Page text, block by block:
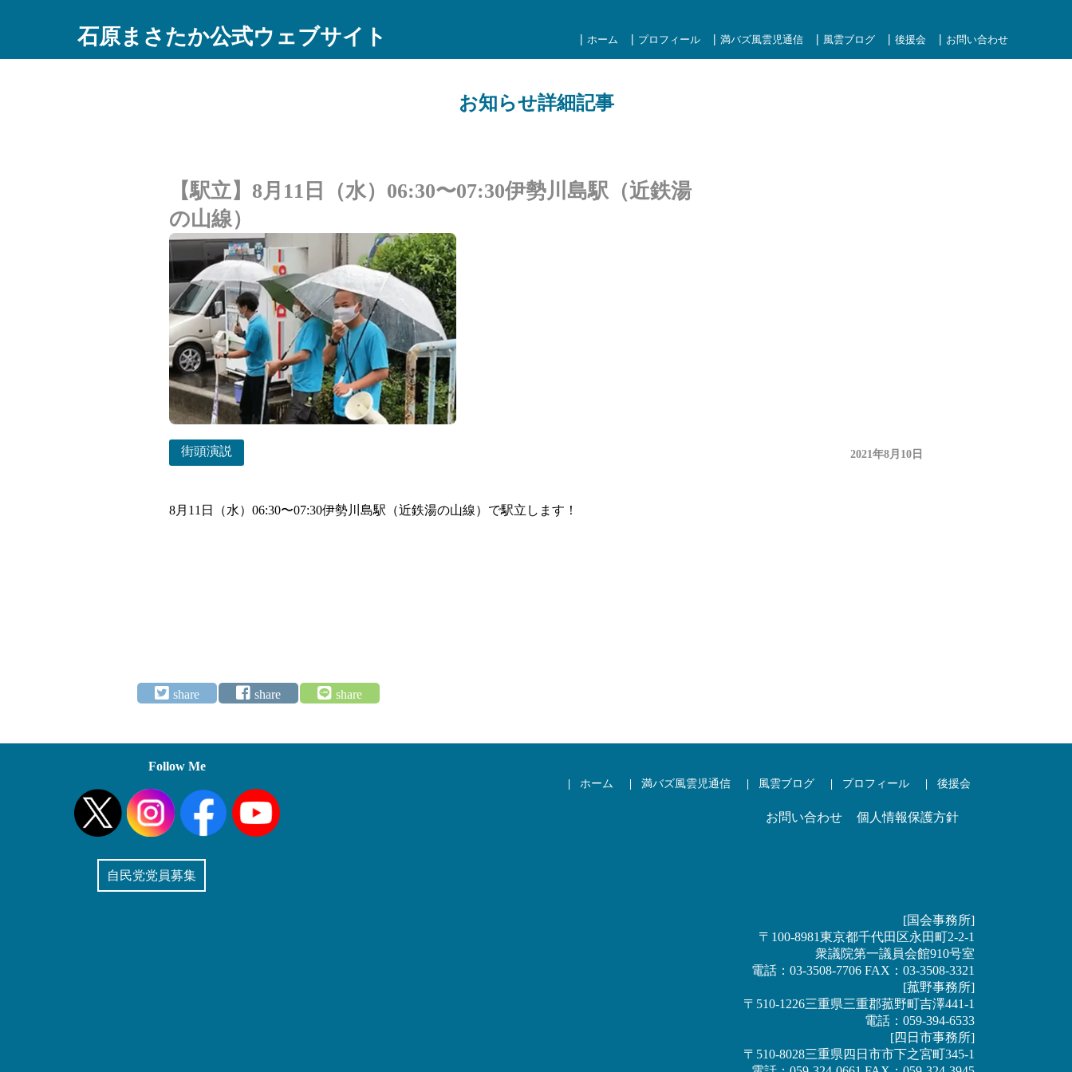
石原まさたか公式ウェブサイト ホーム プロフィール 満バズ風雲児通信 風雲ブログ 後援会 お問い合わせ
お知らせ詳細記事
【駅立】8月11日（水）06:30〜07:30伊勢川島駅（近鉄湯
の山線）
街頭演説 2021年8月10日
8月11日（水）06:30〜07:30伊勢川島駅（近鉄湯の山線）で駅立します！
Follow Me
ホーム 満バズ風雲児通信 風雲ブログ プロフィール 後援会
お問い合わせ 個人情報保護方針
自民党党員募集
[国会事務所]
〒100-8981東京都千代田区永田町2-2-1
衆議院第一議員会館910号室
電話：03-3508-7706 FAX：03-3508-3321
[菰野事務所]
〒510-1226三重県三重郡菰野町吉澤441-1
電話：059-394-6533
[四日市事務所]
〒510-8028三重県四日市市下之宮町345-1